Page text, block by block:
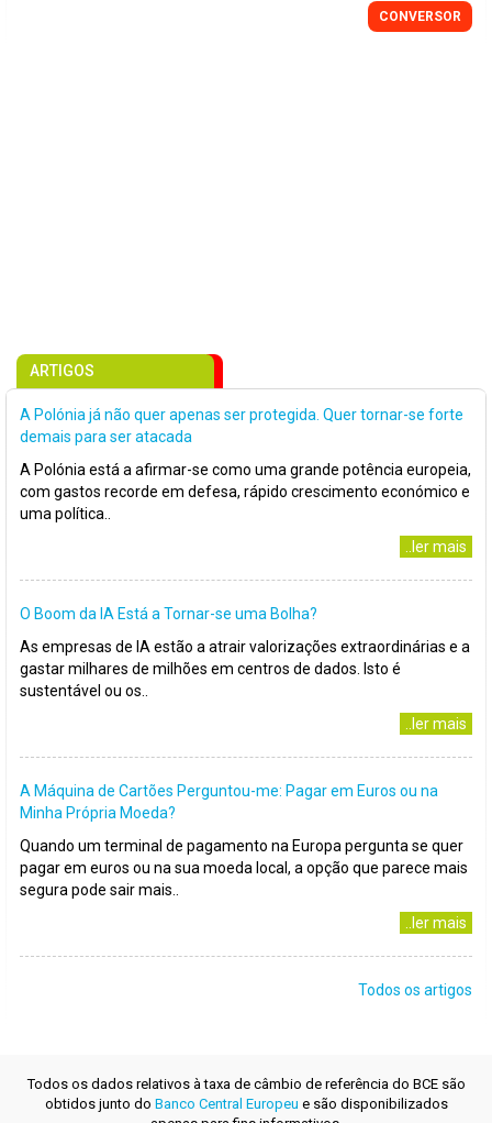
CONVERSOR
ARTIGOS
A Polónia já não quer apenas ser protegida. Quer tornar-se forte
demais para ser atacada
A Polónia está a afirmar-se como uma grande potência europeia,
com gastos recorde em defesa, rápido crescimento económico e
uma política..
..ler mais
O Boom da IA Está a Tornar-se uma Bolha?
As empresas de IA estão a atrair valorizações extraordinárias e a
gastar milhares de milhões em centros de dados. Isto é
sustentável ou os..
..ler mais
A Máquina de Cartões Perguntou-me: Pagar em Euros ou na
Minha Própria Moeda?
Quando um terminal de pagamento na Europa pergunta se quer
pagar em euros ou na sua moeda local, a opção que parece mais
segura pode sair mais..
..ler mais
Todos os artigos
Todos os dados relativos à taxa de câmbio de referência do BCE são
obtidos junto do Banco Central Europeu e são disponibilizados